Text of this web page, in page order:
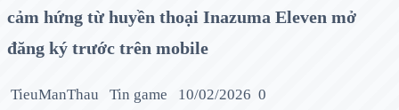
cảm hứng từ huyền thoại Inazuma Eleven mở
đăng ký trước trên mobile
TieuManThau Tin game 10/02/2026 0